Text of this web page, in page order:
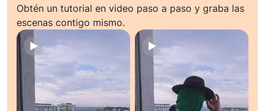
Obtén un tutorial en video paso a paso y graba las
escenas contigo mismo.